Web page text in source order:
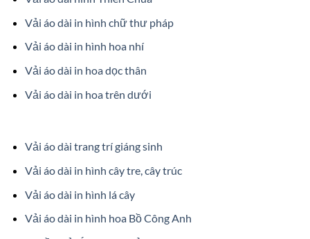
Vải áo dài in hình chữ thư pháp
Vải áo dài in hình hoa nhí
Vải áo dài in hoa dọc thân
Vải áo dài in hoa trên dưới
Vải áo dài trang trí giáng sinh
Vải áo dài in hình cây tre, cây trúc
Vải áo dài in hình lá cây
Vải áo dài in hình hoa Bồ Công Anh